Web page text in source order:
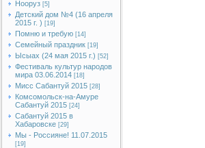
Нооруз [5]
Детский дом №4 (16 апреля
2015 г. ) [19]
Помню и требую [14]
Семейный праздник [19]
Ысыах (24 мая 2015 г.) [52]
Фестиваль культур народов
мира 03.06.2014 [18]
Мисс Сабантуй 2015 [28]
Комсомольск-на-Амуре
Сабантуй 2015 [24]
Сабантуй 2015 в
Хабаровске [29]
Мы - Россияне! 11.07.2015
[19]